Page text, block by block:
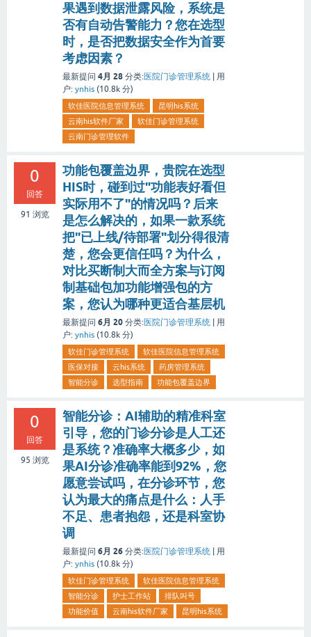
果遇到数据泄露风险，系统是
否有自动告警能力？您在选型
时，是否把数据安全作为首要
考虑因素？
最新提问 4月 28 分类:医院门诊管理系统
用
户: ynhis (10.8k 分)
软佳医院信息管理系统
昆明his系统
云南his软件厂家
软佳门诊管理系统
云南门诊管理软件
0
回答
91 浏览
功能包覆盖边界，贵院在选型
HIS时，碰到过"功能表好看但
实际用不了"的情况吗？后来
是怎么解决的，如果一款系统
把"已上线/待部署"划分得很清
楚，您会更信任吗？为什么，
对比买断制大而全方案与订阅
制基础包加功能增强包的方
案，您认为哪种更适合基层机
最新提问 6月 20 分类:医院门诊管理系统
用
户: ynhis (10.8k 分)
软佳门诊管理系统
软佳医院信息管理系统
医保对接
云his系统
药房管理系统
智能分诊
选型指南 功能包覆盖边界
0
回答
95 浏览
智能分诊：AI辅助的精准科室
引导，您的门诊分诊是人工还
是系统？准确率大概多少，如
果AI分诊准确率能到92%，您
愿意尝试吗，在分诊环节，您
认为最大的痛点是什么：人手
不足、患者抱怨，还是科室协
调
最新提问 6月 26 分类:医院门诊管理系统
用
户: ynhis (10.8k 分)
软佳门诊管理系统
软佳医院信息管理系统
智能分诊
护士工作站
排队叫号
功能价值
云南his软件厂家 昆明his系统